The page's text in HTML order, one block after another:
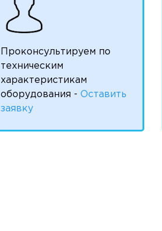
Проконсультируем по
техническим
характеристикам
оборудования - Оставить
заявку